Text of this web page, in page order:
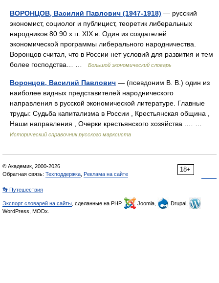
ВОРОНЦОВ, Василий Павлович (1947-1918) — русский
экономист, социолог и публицист, теоретик либеральных
народников 80 90 х гг. XIX в. Один из создателей
экономической программы либерального народничества.
Воронцов считал, что в России нет условий для развития и тем
более господства… …
Большой экономический словарь
Воронцов, Василий Павлович — (псевдоним В. В.) один из
наиболее видных представителей народнического
направления в русской экономической литературе. Главные
труды: Судьба капитализма в России , Крестьянская община ,
Наши направления , Очерки крестьянского хозяйства .… …
Исторический справочник русского марксиста
18+
© Академик, 2000-2026
Обратная связь: Техподдержка Реклама на сайте
👣 Путешествия
Экспорт словарей на сайты , сделанные на PHP, Joomla,
Drupal,
WordPress, MODx.